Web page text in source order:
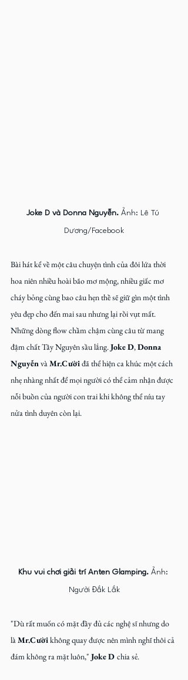
Joke D và Donna Nguyễn. Ảnh: Lê Tú
Dương/Facebook
Bài hát kể về một câu chuyện tình của đôi lứa thời
hoa niên nhiều hoài bão mơ mộng, nhiều giấc mơ
cháy bỏng cùng bao câu hẹn thề sẽ giữ gìn một tình
yêu đẹp cho đến mai sau nhưng lại rồi vụt mất.
Những dòng flow chầm chậm cùng câu từ mang
đậm chất Tây Nguyên sầu lắng. Joke D, Donna
Nguyễn và Mr.Cười đã thể hiện ca khúc một cách
nhẹ nhàng nhất để mọi người có thể cảm nhận được
nỗi buồn của người con trai khi không thể níu tay
nửa tình duyên còn lại.
Khu vui chơi giải trí Anten Glamping. Ảnh:
Người Đắk Lắk
"Dù rất muốn có mặt đầy đủ các nghệ sĩ nhưng do
là Mr.Cười không quay được nên mình nghĩ thôi cả
đám không ra mặt luôn," Joke D chia sẻ.